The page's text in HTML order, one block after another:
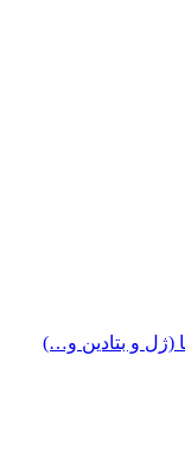
و بتادین و…)